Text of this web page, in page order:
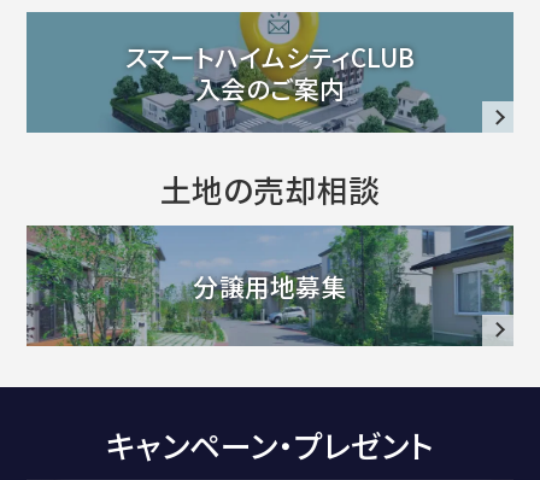
ビ
ュ
スマートハイムシティCLUB
入会のご案内
土地の売却相談
分譲用地募集
キャンペーン・プレゼント